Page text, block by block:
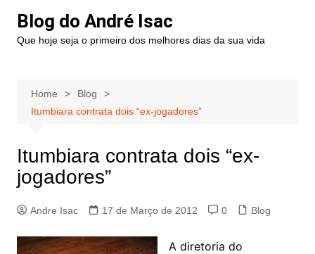
Blog do André Isac
Que hoje seja o primeiro dos melhores dias da sua vida
Home
Blog
Itumbiara contrata dois “ex-jogadores”
Itumbiara contrata dois “ex-
jogadores”
Andre Isac 17 de Março de 2012 0 Blog
A diretoria do